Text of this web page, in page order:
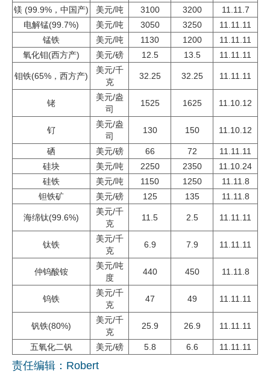
镁 (99.9%，中国产) 美元/吨 3100 3200
11.11.7
电解锰(99.7%) 美元/吨 3050 3250
11.11.11
锰铁
美元/吨 1130 1200
11.11.11
氧化钼(西方产)
美元/磅 12.5 13.5 11.11.11
钼铁(65%，西方产)
美元/千
克
32.25 32.25 11.11.11
铑
美元/盎
司
1525 1625 11.10.12
钌
美元/盎
司
130 150 11.10.12
硒 美元/磅 66 72
11.11.11
硅块
美元/吨 2250 2350
11.10.24
硅铁
美元/吨 1150 1250
11.11.8
钽铁矿
美元/磅 125 135 11.11.8
海绵钛(99.6%)
美元/千
克
11.5 2.5 11.11.11
钛铁
美元/千
克
6.9 7.9 11.11.11
仲钨酸铵
美元/吨
度
440 450 11.11.8
钨铁
美元/千
克
47 49 11.11.11
钒铁(80%)
美元/千
克
25.9 26.9 11.11.11
五氧化二钒 美元/磅 5.8 6.6 11.11.11
责任编辑：Robert